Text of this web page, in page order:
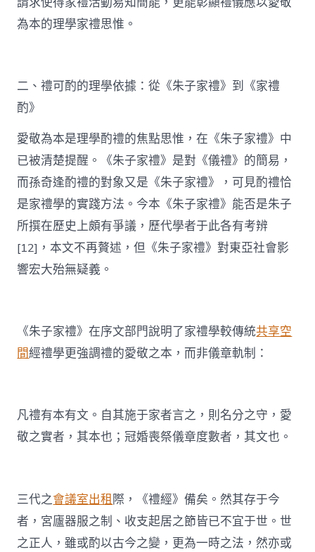
為本的理學家禮思惟。
二、禮可酌的理學依據：從《朱子家禮》到《家禮
酌》
愛敬為本是理學酌禮的焦點思惟，在《朱子家禮》中
已被清楚提醒。《朱子家禮》是對《儀禮》的簡易，
而孫奇逢酌禮的對象又是《朱子家禮》，可見酌禮恰
是家禮學的實踐方法。今本《朱子家禮》能否是朱子
所撰在歷史上頗有爭議，歷代學者于此各有考辨
[12]，本文不再贅述，但《朱子家禮》對東亞社會影
響宏大殆無疑義。
《朱子家禮》在序文部門說明了家禮學較傳統共享空
間經禮學更強調禮的愛敬之本，而非儀章軌制：
凡禮有本有文。自其施于家者言之，則名分之守，愛
敬之實者，其本也；冠婚喪祭儀章度數者，其文也。
三代之會議室出租際，《禮經》備矣。然其存于今
者，宮廬器服之制、收支起居之節皆已不宜于世。世
之正人，雖或酌以古今之變，更為一時之法，然亦或